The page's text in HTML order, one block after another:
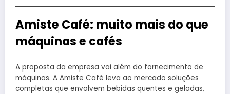
Amiste Café: muito mais do que
máquinas e cafés
A proposta da empresa vai além do fornecimento de
máquinas. A Amiste Café leva ao mercado soluções
completas que envolvem bebidas quentes e geladas,